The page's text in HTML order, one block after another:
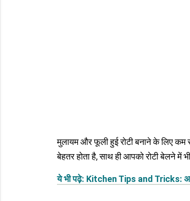
मुलायम और फूली हुई रोटी बनाने के लिए कम
बेहतर होता है, साथ ही आपको रोटी बेलने में
ये भी पढ़े: Kitchen Tips and Tricks: आटा